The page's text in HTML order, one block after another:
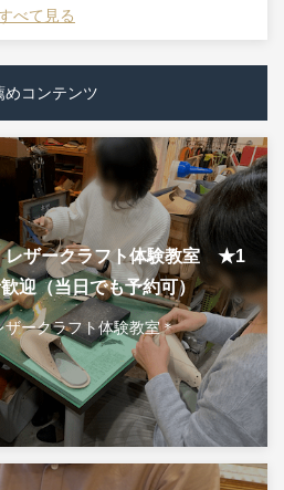
べて見る
めコンテンツ
レザークラフト体験教室 ★1
迎（当日でも予約可）
ザークラフト体験教室＊